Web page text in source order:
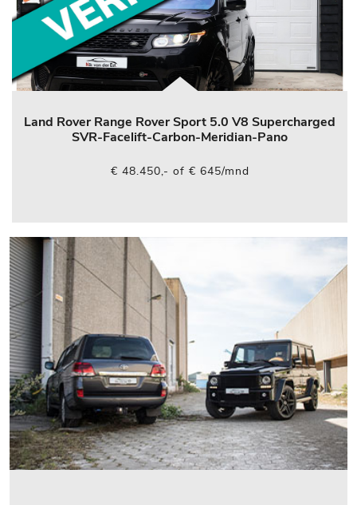
Land Rover Range Rover Sport 5.0 V8 Supercharged
SVR-Facelift-Carbon-Meridian-Pano
€ 48.450,- of € 645/mnd